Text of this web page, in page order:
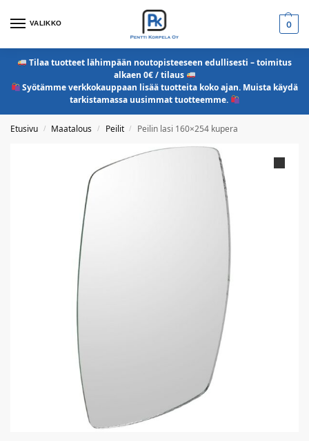
VALIKKO 0
Tilaa tuotteet lähimpään noutopisteeseen edullisesti – toimitus
alkaen 0€ / tilaus
Syötämme verkkokauppaan lisää tuotteita koko ajan. Muista käydä
tarkistamassa uusimmat tuotteemme.
Etusivu / Maatalous / Peilit / Peilin lasi 160×254 kupera